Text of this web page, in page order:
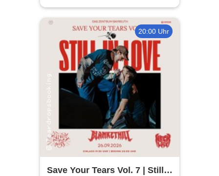
20:00 Uhr
Save Your Tears Vol. 7 | Still